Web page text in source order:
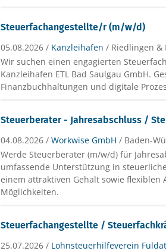
Steuerfachangestellte/r (m/w/d)
05.08.2026 / Kanzleihafen / Riedlingen &
Wir suchen einen engagierten
Kanzleihafen ETL Bad Saulgau GmbH.
Finanzbuchhaltungen und digitale
Steuerberater - Jahresabschluss /
04.08.2026 /Workwise GmbH / Baden-
Werde Steuerberater (m/w/d) für
umfassende Unterstützung in
einem attraktiven Gehalt sowie flexiblen
Möglichkeiten.
Steuerfachangestellte /
25.07.2026 / Lohnsteuerhilfeverein